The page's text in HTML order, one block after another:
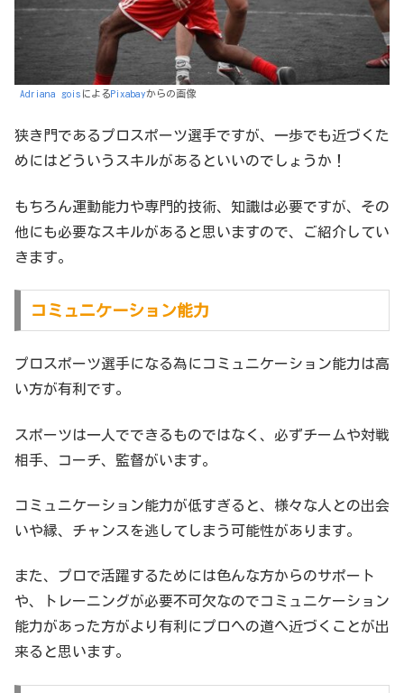
Adriana gois によるPixabayからの画像
狭き門であるプロスポーツ選手ですが、一歩でも近づくた
めにはどういうスキルがあるといいのでしょうか！
もちろん運動能力や専門的技術、知識は必要ですが、その
他にも必要なスキルがあると思いますので、ご紹介してい
きます。
コミュニケーション能力
プロスポーツ選手になる為にコミュニケーション能力は高
い方が有利です。
スポーツは一人でできるものではなく、必ずチームや対戦
相手、コーチ、監督がいます。
コミュニケーション能力が低すぎると、様々な人との出会
いや縁、チャンスを逃してしまう可能性があります。
また、プロで活躍するためには色んな方からのサポート
や、トレーニングが必要不可欠なのでコミュニケーション
能力があった方がより有利にプロへの道へ近づくことが出
来ると思います。